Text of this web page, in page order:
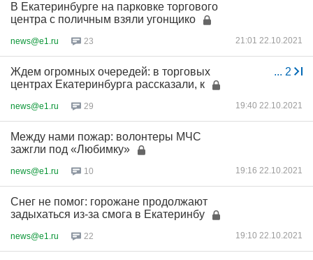
В Екатеринбурге на парковке торгового
центра с поличным взяли угонщико
news@e1.ru 23 21:01 22.10.2021
... 2
Ждем огромных очередей: в торговых
центрах Екатеринбурга рассказали, к
news@e1.ru 29 19:40 22.10.2021
Между нами пожар: волонтеры МЧС
зажгли под «Любимку»
news@e1.ru 10 19:16 22.10.2021
Снег не помог: горожане продолжают
задыхаться из-за смога в Екатеринбу
news@e1.ru 22 19:10 22.10.2021